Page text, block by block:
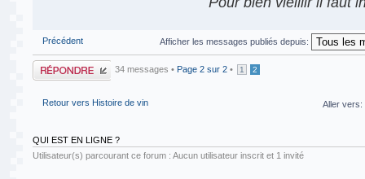
Précédent Afficher les messages publiés depuis:
Publier une
réponse
34 messages • Page 2 sur 2 • 1 2
Retour vers Histoire de vin Aller vers:
QUI EST EN LIGNE ?
Utilisateur(s) parcourant ce forum : Aucun utilisateur inscrit et 1 invité